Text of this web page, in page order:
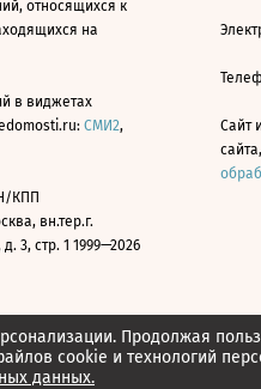
Продолжая
cookie и технологий
данных.
относящихся к
на
в виджетах
СМИ2,
КПП
вн.тер.г.
3, стр. 1 1999—2026
Сайт